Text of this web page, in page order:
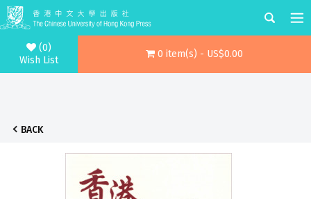
(0)
Wish List
0 item(s) - US$0.00
BACK